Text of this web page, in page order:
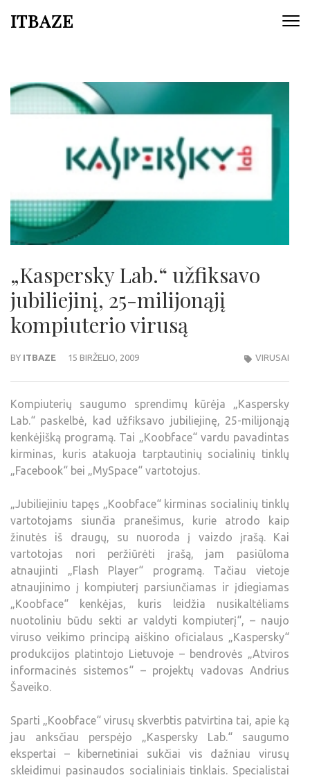
ITBAZE
„Kaspersky Lab.“ užfiksavo
jubiliejinį, 25-milijonąjį
kompiuterio virusą
BY ITBAZE 15 BIRŽELIO, 2009 VIRUSAI
Kompiuterių saugumo sprendimų kūrėja „Kaspersky
Lab.“ paskelbė, kad užfiksavo jubiliejinę, 25-milijonąją
kenkėjišką programą. Tai „Koobface“ vardu pavadintas
kirminas, kuris atakuoja tarptautinių socialinių tinklų
„Facebook“ bei „MySpace“ vartotojus.
„Jubiliejiniu tapęs „Koobface“ kirminas socialinių tinklų
vartotojams siunčia pranešimus, kurie atrodo kaip
žinutės iš draugų, su nuoroda į vaizdo įrašą. Kai
vartotojas nori peržiūrėti įrašą, jam pasiūloma
atnaujinti „Flash Player“ programą. Tačiau vietoje
atnaujinimo į kompiuterį parsiunčiamas ir įdiegiamas
„Koobface“ kenkėjas, kuris leidžia nusikaltėliams
nuotoliniu būdu sekti ar valdyti kompiuterį“, – naujo
viruso veikimo principą aiškino oficialaus „Kaspersky“
produkcijos platintojo Lietuvoje – bendrovės „Atviros
informacinės sistemos“ – projektų vadovas Andrius
Šaveiko.
Sparti „Koobface“ virusų skverbtis patvirtina tai, apie ką
jau anksčiau perspėjo „Kaspersky Lab.“ saugumo
ekspertai – kibernetiniai sukčiai vis dažniau virusų
skleidimui pasinaudos socialiniais tinklais. Specialistai